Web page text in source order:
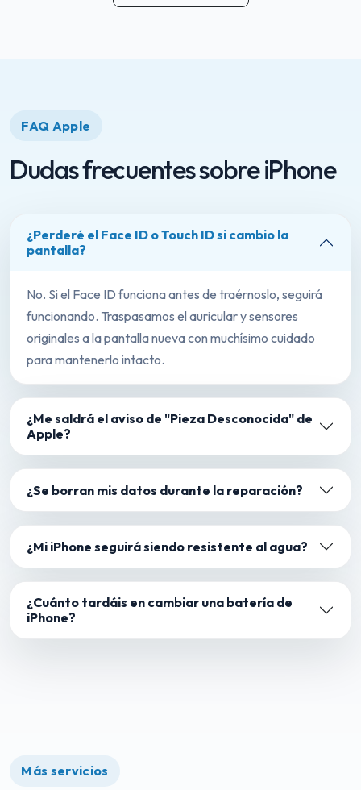
FAQ Apple
Dudas frecuentes sobre iPhone
¿Perderé el Face ID o Touch ID si cambio la
pantalla?
No. Si el Face ID funciona antes de traérnoslo, seguirá
funcionando. Traspasamos el auricular y sensores
originales a la pantalla nueva con muchísimo cuidado
para mantenerlo intacto.
¿Me saldrá el aviso de "Pieza Desconocida" de
Apple?
¿Se borran mis datos durante la reparación?
¿Mi iPhone seguirá siendo resistente al agua?
¿Cuánto tardáis en cambiar una batería de
iPhone?
Más servicios